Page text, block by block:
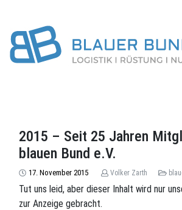
2015 – Seit 25 Jahren
blauen Bund e.V.
17. November 2015 Volker Zarth
Tut uns leid, aber dieser Inhalt wird nur
zur Anzeige gebracht.